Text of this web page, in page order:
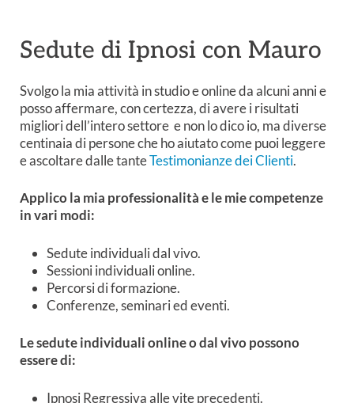
Sedute di Ipnosi con Mauro
Svolgo la mia attività in studio e online da alcuni anni e
posso affermare, con certezza, di avere i risultati
migliori dell’intero settore e non lo dico io, ma diverse
centinaia di persone che ho aiutato come puoi leggere
e ascoltare dalle tanteTestimonianze dei Clienti.
Applico la mia professionalità e le mie competenze
in vari modi:
Sedute individuali dal vivo.
Sessioni individuali online.
Percorsi di formazione.
Conferenze, seminari ed eventi.
Le sedute individuali online o dal vivo possono
essere di:
Ipnosi Regressiva alle vite precedenti.